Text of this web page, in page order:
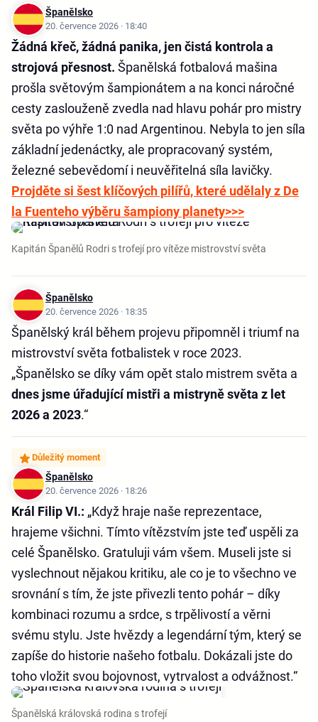
Španělsko
20. července 2026 · 18:40
Žádná křeč, žádná panika, jen čistá kontrola a
strojová přesnost. Španělská fotbalová mašina
prošla světovým šampionátem a na konci náročné
cesty zaslouženě zvedla nad hlavu pohár pro mistry
světa po výhře 1:0 nad Argentinou. Nebyla to jen síla
základní jedenáctky, ale propracovaný systém,
železné sebevědomí i neuvěřitelná síla lavičky.
Projděte si šest klíčových pilířů, které udělaly z De
la Fuenteho výběru šampiony planety>>>
Kapitán Španělů Rodri s trofejí pro vítěze mistrovství světa
Španělsko
20. července 2026 · 18:35
Španělský král během projevu připomněl i triumf na
mistrovství světa fotbalistek v roce 2023.
„Španělsko se díky vám opět stalo mistrem světa a
dnes jsme úřadující mistři a mistryně světa z let
2026 a 2023.“
Důležitý moment
Španělsko
20. července 2026 · 18:26
Král Filip VI.: „Když hraje naše reprezentace,
hrajeme všichni. Tímto vítězstvím jste teď uspěli za
celé Španělsko. Gratuluji vám všem. Museli jste si
vyslechnout nějakou kritiku, ale co je to všechno ve
srovnání s tím, že jste přivezli tento pohár – díky
kombinaci rozumu a srdce, s trpělivostí a věrni
svému stylu. Jste hvězdy a legendární tým, který se
zapíše do historie našeho fotbalu. Dokázali jste do
toho vložit svou bojovnost, vytrvalost a odvážnost.“
Španělská královská rodina s trofejí